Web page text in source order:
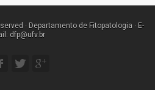
· Departamento de Fitopatologia · E-
dfp@ufv.br